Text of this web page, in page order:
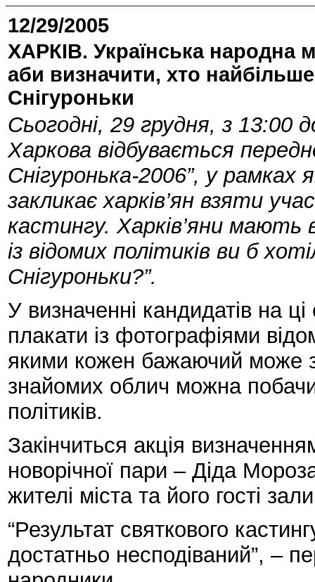
12/29/2005
ХАРКІВ. Українська народна
аби визначити, хто
Снігуроньки
Сьогодні, 29 грудня, з 13:00
Харкова відбувається
Снігуронька-2006”, у рамках
закликає харків’ян взяти
кастингу. Харків’яни мають
із відомих політиків ви б
Снігуроньки?”.
У визначенні кандидатів на
плакати із фотографіями
якими кожен бажаючий може
знайомих облич можна
політиків.
Закінчиться акція
новорічної пари – Діда
жителі міста та його гості
“Результат святкового
достатньо несподіваний”, –